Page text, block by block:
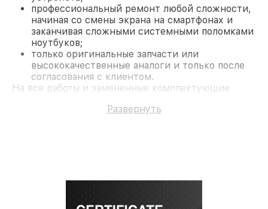
профессиональный ремонт любой сложности,
начиная со смены экрана на смартфонах и
заканчивая сложными системными поломками
ноутбуков;
только оригинальные запчасти или
высококачественные аналоги и только после
согласования с клиентом.
На все работы и замененные комплектующие
поломки по условиям гарантии, мы бесплатно
безупречной репутацией;
лицензированное ПО в ремонтно-
Развернуть